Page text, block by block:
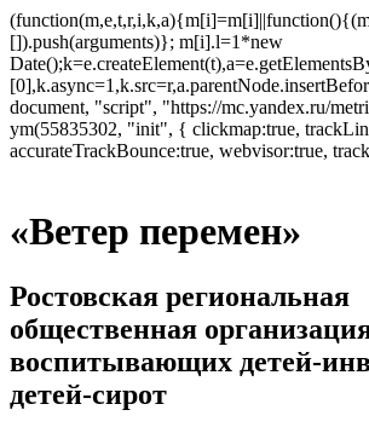
[]).push(arguments)}; m[i].l=1*new
document, "script", "https://mc.yandex.ru/
ym(55835302, "init", { clickmap:true,
accurateTrackBounce:true, webvisor:true,
«Ветер перемен»
Ростовская региональная
общественная
воспитывающих детей-
детей-сирот